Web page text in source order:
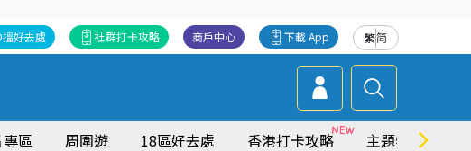
繁简
下載 App
商戶中心
社群打卡攻略
搵好去處
區 周圍遊 18區好去處 香港打卡攻略 主題特集